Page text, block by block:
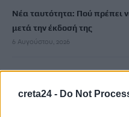
creta24 - Do Not
Νέα ταυτότητα: Πού πρέπει
μετά την έκδοσή της
6 Αυγούστου, 2026
κακοσμία